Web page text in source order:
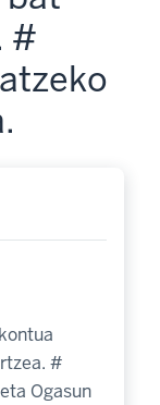
#
#
Ogasun